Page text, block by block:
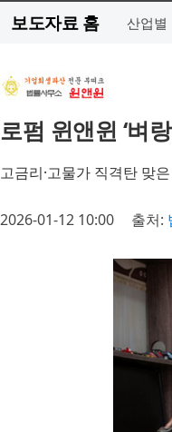
보도자료 홈 산업별
로펌 윈앤윈 ‘벼
고금리·고물가 직격탄 맞
2026-01-12 10:00 출처: